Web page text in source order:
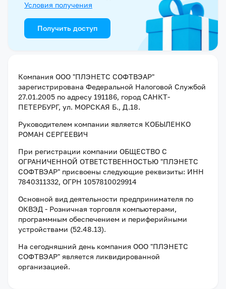
Условия получения
Получить доступ
Компания ООО "ПЛЭНЕТС СОФТВЭАР"
зарегистрирована Федеральной Налоговой Службой
27.01.2005 по адресу 191186, город САНКТ-
ПЕТЕРБУРГ, ул. МОРСКАЯ Б., Д.18.
Руководителем компании является КОБЫЛЕНКО
РОМАН СЕРГЕЕВИЧ
При регистрации компании ОБЩЕСТВО С
ОГРАНИЧЕННОЙ ОТВЕТСТВЕННОСТЬЮ "ПЛЭНЕТС
СОФТВЭАР" присвоены следующие реквизиты: ИНН
7840311332, ОГРН 1057810029914
Основной вид деятельности предпринимателя по
ОКВЭД - Розничная торговля компьютерами,
программным обеспечением и периферийными
устройствами (52.48.13).
На сегодняшний день компания ООО "ПЛЭНЕТС
СОФТВЭАР" является ликвидированной
организацией.